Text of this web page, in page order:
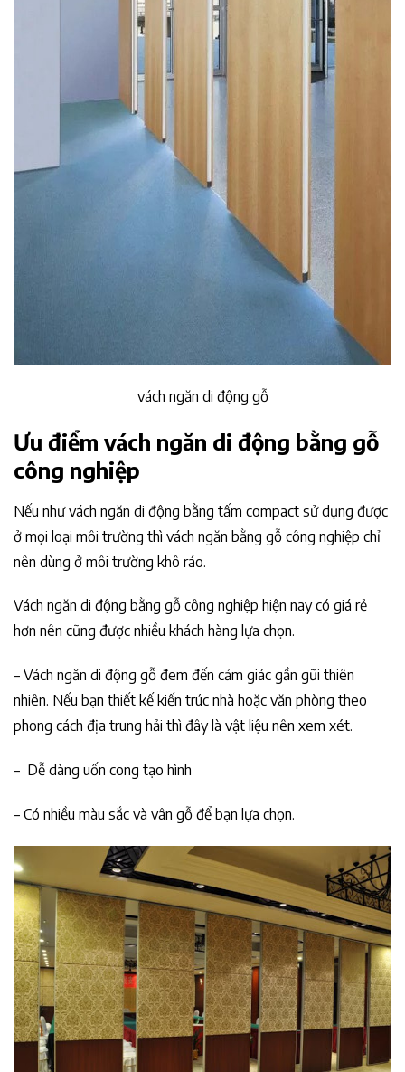
vách ngăn di động gỗ
Ưu điểm vách ngăn di động bằng gỗ
công nghiệp
Nếu như vách ngăn di động bằng tấm compact sử dụng được
ở mọi loại môi trường thì vách ngăn bằng gỗ công nghiệp chỉ
nên dùng ở môi trường khô ráo.
Vách ngăn di động bằng gỗ công nghiệp hiện nay có giá rẻ
hơn nên cũng được nhiều khách hàng lựa chọn.
– Vách ngăn di động gỗ đem đến cảm giác gần gũi thiên
nhiên. Nếu bạn thiết kế kiến trúc nhà hoặc văn phòng theo
phong cách địa trung hải thì đây là vật liệu nên xem xét.
– Dễ dàng uốn cong tạo hình
– Có nhiều màu sắc và vân gỗ để bạn lựa chọn.